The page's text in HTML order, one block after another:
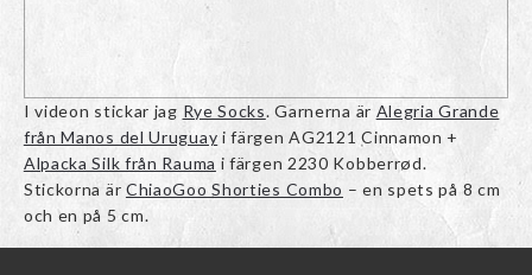
I videon stickar jag Rye Socks. Garnerna är Alegria Grande
från Manos del Uruguay i färgen AG2121 Cinnamon +
Alpacka Silk från Rauma i färgen 2230 Kobberrød.
Stickorna är ChiaoGoo Shorties Combo – en spets på 8 cm
och en på 5 cm.